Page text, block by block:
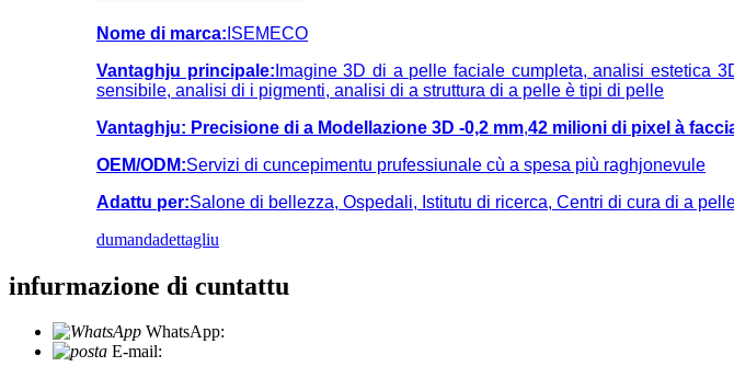
Nome di marca: ISEMECO
Vantaghju principale: Imagine 3D di a pelle faciale cumpleta, analisi estetica
sensibile, analisi di i pigmenti, analisi di a struttura di a pelle è tipi di pelle
Vantaghju: Precisione di a Modellazione 3D -0,2 mm,42 milioni di pixel à
OEM/ODM:Servizi di cuncepimentu prufessiunale cù a spesa più raghjonevule
Adattu per:Salone di bellezza, Ospedali, Istitutu di ricerca, Centri di cura di a
dumandadettagliu
infurmazione di cuntattu
WhatsApp:
E-mail: